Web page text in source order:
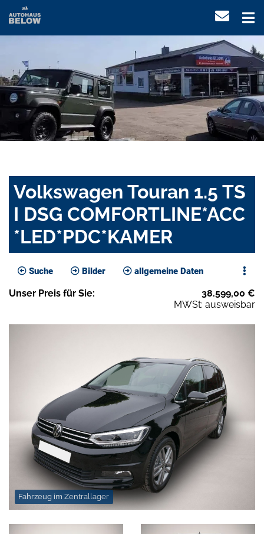
Volkswagen Touran 1.5 TS
I DSG COMFORTLINE*ACC
*LED*PDC*KAMER
Suche Bilder allgemeine Daten
Unser Preis für Sie: 38.599,00 €
MWSt: ausweisbar
Fahrzeug im Zentrallager